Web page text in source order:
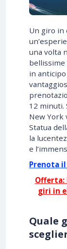
Un giro in
una volta
in
12 minuti.
New York
Statua
la
e
Prenota
Offerta:
giri in
Quale